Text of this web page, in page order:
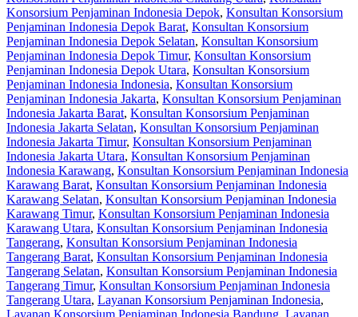
Konsorsium Penjaminan Indonesia Depok, Konsultan Konsorsium
Penjaminan Indonesia Depok Barat, Konsultan Konsorsium
Penjaminan Indonesia Depok Selatan, Konsultan Konsorsium
Penjaminan Indonesia Depok Timur, Konsultan Konsorsium
Penjaminan Indonesia Depok Utara, Konsultan Konsorsium
Penjaminan Indonesia Indonesia, Konsultan Konsorsium
Penjaminan Indonesia Jakarta, Konsultan Konsorsium Penjaminan
Indonesia Jakarta Barat, Konsultan Konsorsium Penjaminan
Indonesia Jakarta Selatan, Konsultan Konsorsium Penjaminan
Indonesia Jakarta Timur, Konsultan Konsorsium Penjaminan
Indonesia Jakarta Utara, Konsultan Konsorsium Penjaminan
Indonesia Karawang, Konsultan Konsorsium Penjaminan Indonesia
Karawang Barat, Konsultan Konsorsium Penjaminan Indonesia
Karawang Selatan, Konsultan Konsorsium Penjaminan Indonesia
Karawang Timur, Konsultan Konsorsium Penjaminan Indonesia
Karawang Utara, Konsultan Konsorsium Penjaminan Indonesia
Tangerang, Konsultan Konsorsium Penjaminan Indonesia
Tangerang Barat, Konsultan Konsorsium Penjaminan Indonesia
Tangerang Selatan, Konsultan Konsorsium Penjaminan Indonesia
Tangerang Timur, Konsultan Konsorsium Penjaminan Indonesia
Tangerang Utara, Layanan Konsorsium Penjaminan Indonesia,
Layanan Konsorsium Penjaminan Indonesia Bandung, Layanan